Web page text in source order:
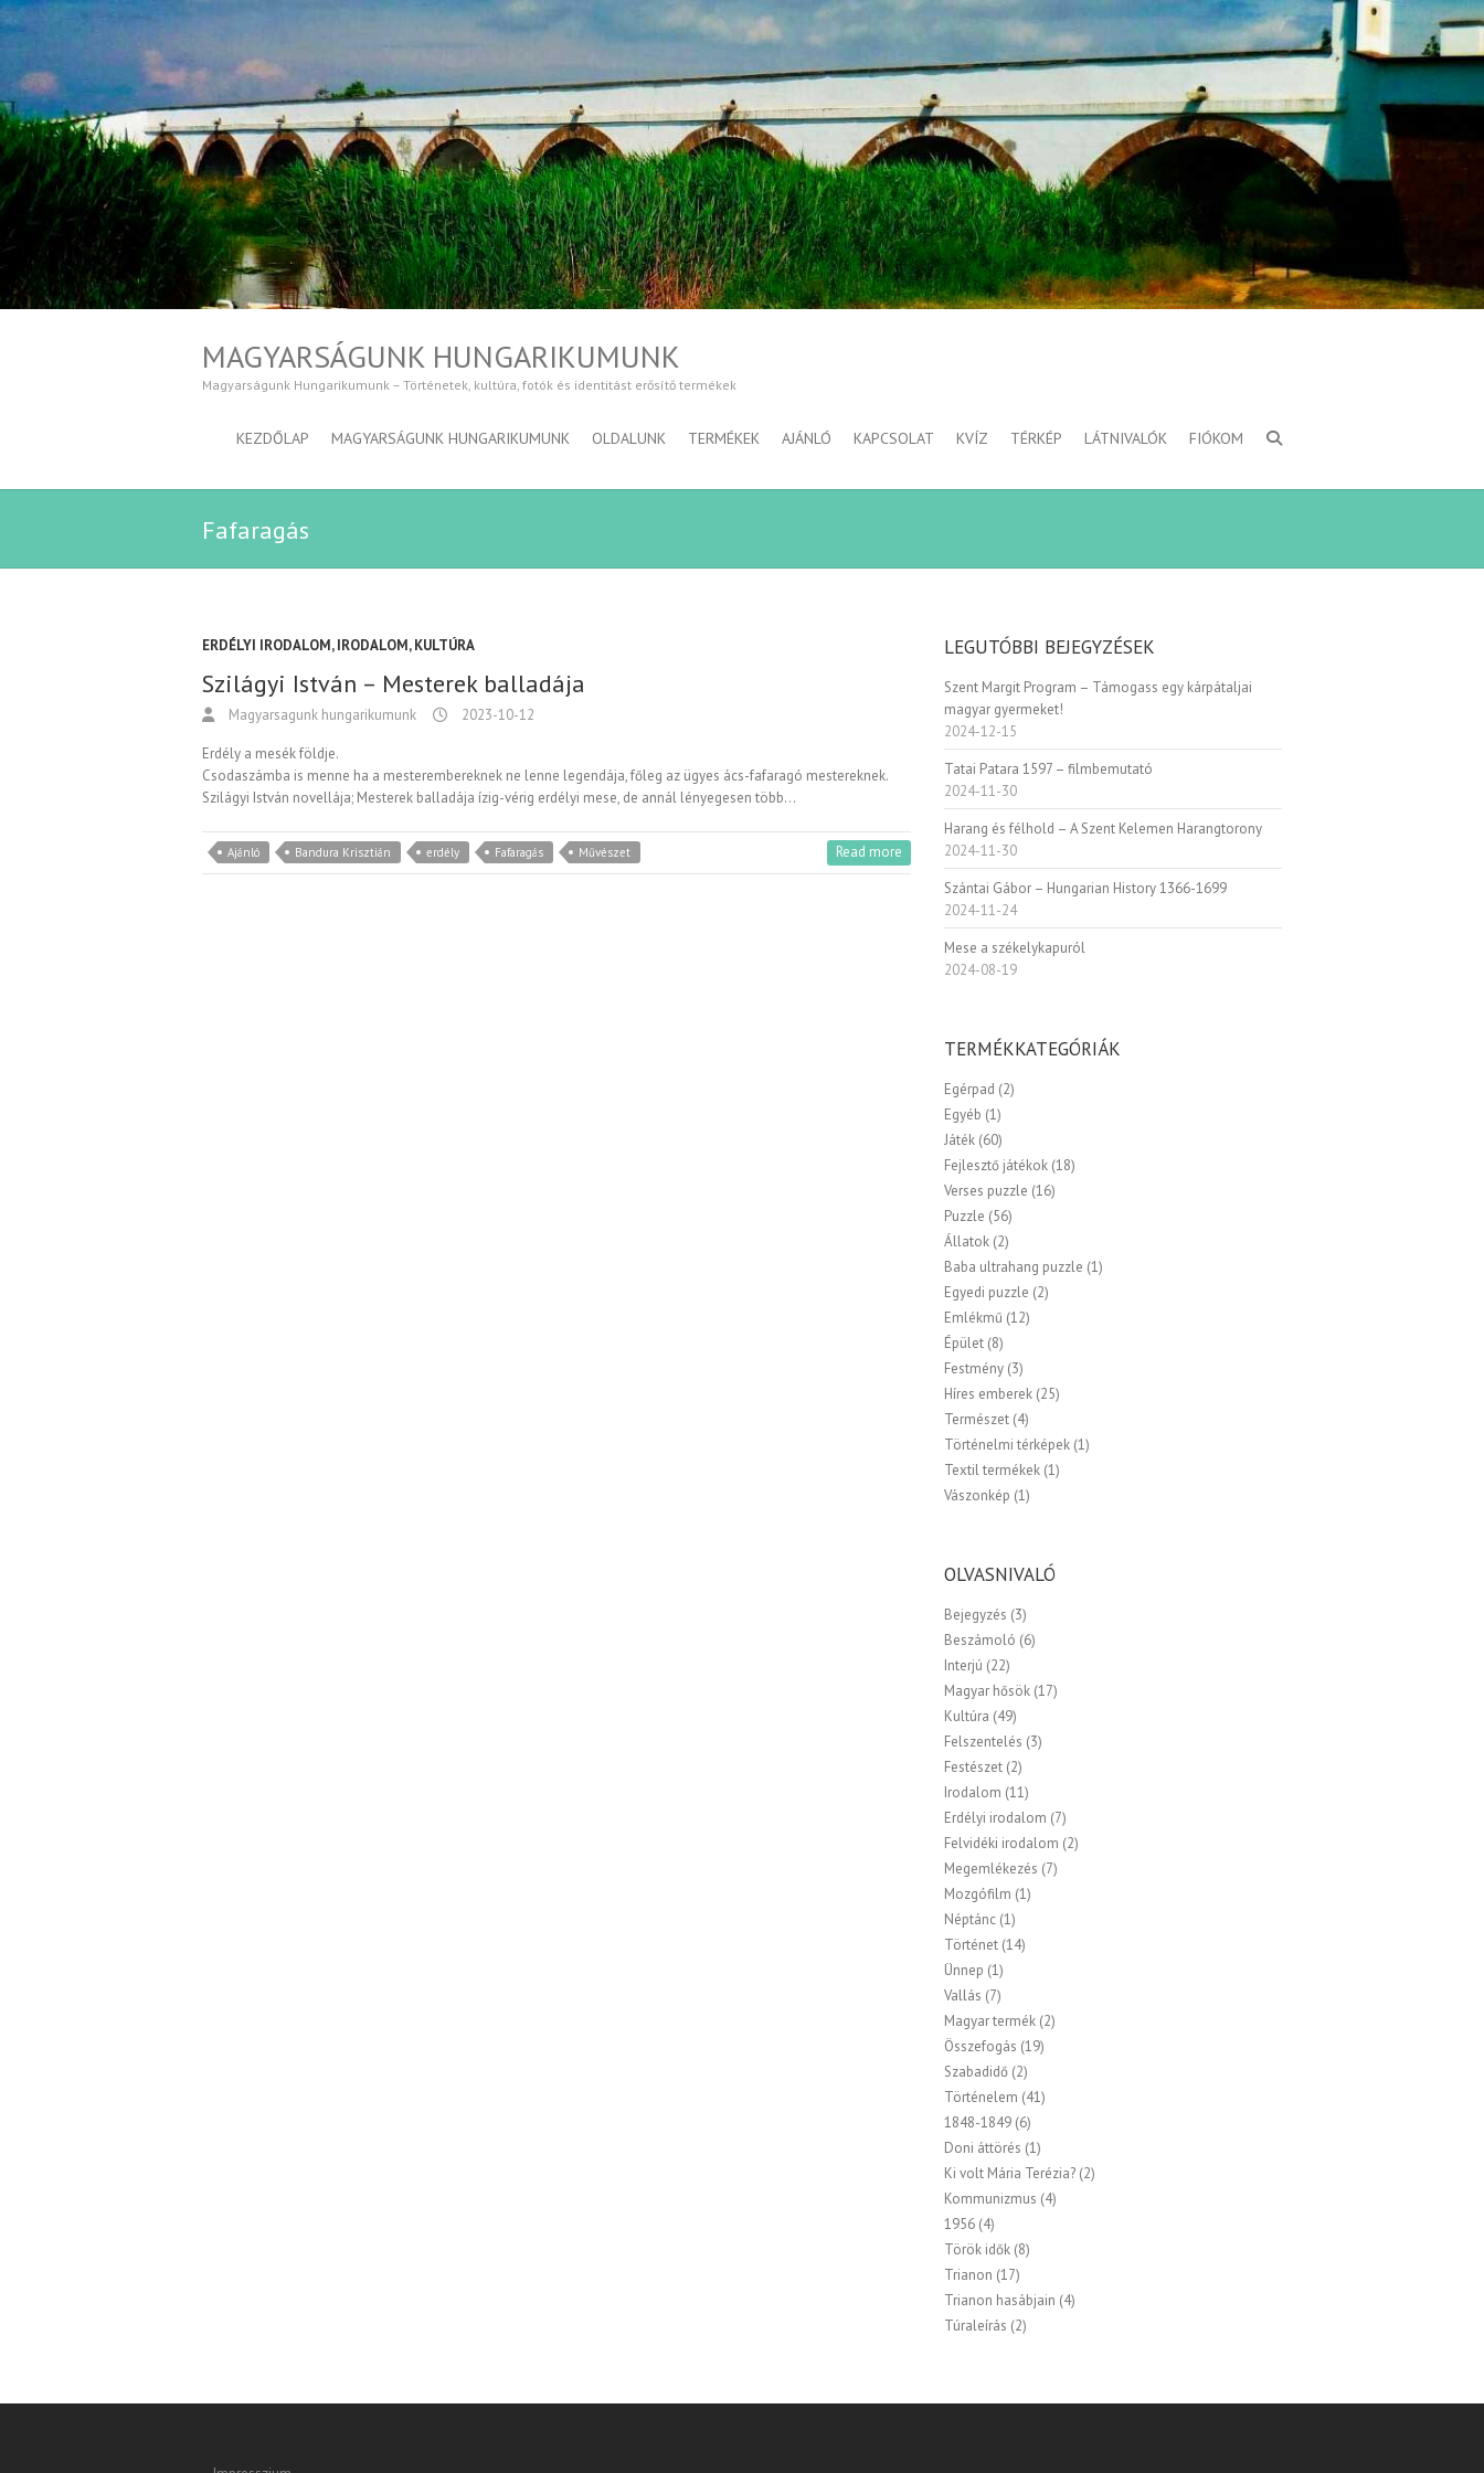
MAGYARSÁGUNK HUNGARIKUMUNK
Magyarságunk Hungarikumunk – Történetek, kultúra, fotók és identitást erősítő termékek
KEZDŐLAP MAGYARSÁGUNK HUNGARIKUMUNK OLDALUNK TERMÉKEK AJÁNLÓ KAPCSOLAT KVÍZ TÉRKÉP LÁTNIVALÓK FIÓKOM
Fafaragás
ERDÉLYI IRODALOM,IRODALOM,KULTÚRA
Szilágyi István – Mesterek balladája
Magyarsagunk hungarikumunk 2023-10-12
Erdély a mesék földje.
Csodaszámba is menne ha a mesterembereknek ne lenne legendája, főleg az ügyes ács-fafaragó mestereknek.
Szilágyi István novellája; Mesterek balladája ízig-vérig erdélyi mese, de annál lényegesen több…
Ajánló Bandura Krisztián erdély Fafaragás Művészet Read more
LEGUTÓBBI BEJEGYZÉSEK
Szent Margit Program – Támogass egy kárpátaljai
magyar gyermeket!
2024-12-15
Tatai Patara 1597 – filmbemutató
2024-11-30
Harang és félhold – A Szent Kelemen Harangtorony
2024-11-30
Szántai Gábor – Hungarian History 1366-1699
2024-11-24
Mese a székelykapuról
2024-08-19
TERMÉKKATEGÓRIÁK
Egérpad (2)
Egyéb (1)
Játék (60)
Fejlesztő játékok (18)
Verses puzzle (16)
Puzzle (56)
Állatok (2)
Baba ultrahang puzzle (1)
Egyedi puzzle (2)
Emlékmű (12)
Épület (8)
Festmény (3)
Híres emberek (25)
Természet (4)
Történelmi térképek (1)
Textil termékek (1)
Vászonkép (1)
OLVASNIVALÓ
Bejegyzés (3)
Beszámoló (6)
Interjú (22)
Magyar hősök (17)
Kultúra (49)
Felszentelés (3)
Festészet (2)
Irodalom (11)
Erdélyi irodalom (7)
Felvidéki irodalom (2)
Megemlékezés (7)
Mozgófilm (1)
Néptánc (1)
Történet (14)
Ünnep (1)
Vallás (7)
Magyar termék (2)
Összefogás (19)
Szabadidő (2)
Történelem (41)
1848-1849 (6)
Doni áttörés (1)
Ki volt Mária Terézia? (2)
Kommunizmus (4)
1956 (4)
Török idők (8)
Trianon (17)
Trianon hasábjain (4)
Túraleírás (2)